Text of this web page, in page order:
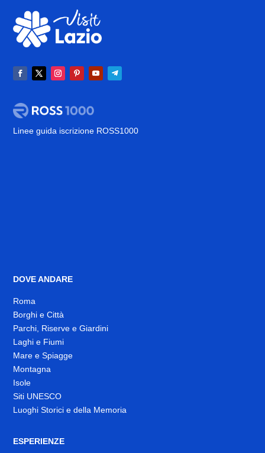
Linee guida iscrizione ROSS1000
DOVE ANDARE
Roma
Borghi e Città
Parchi, Riserve e Giardini
Laghi e Fiumi
Mare e Spiagge
Montagna
Isole
Siti UNESCO
Luoghi Storici e della Memoria
ESPERIENZE